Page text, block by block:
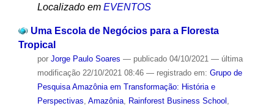
Localizado em EVENTOS
Uma Escola de Negócios para a Floresta
Tropical
por Jorge Paulo Soares — publicado04/10/2021 — última
modificação22/10/2021 08:46 — registrado em: Grupo de
Pesquisa Amazônia em Transformação: História e
Perspectivas Amazônia, Rainforest Business School